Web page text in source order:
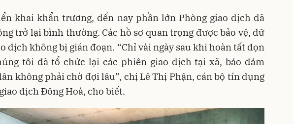
khai khẩn trương, đến nay phần lớn Phòng giao dịch đã
trở lại bình thường. Các hồ sơ quan trọng được bảo vệ, dữ
dịch không bị gián đoạn. “Chỉ vài ngày sau khi hoàn tất dọn
tôi đã tổ chức lại các phiên giao dịch tại xã, bảo đảm
không phải chờ đợi lâu”, chị Lê Thị Phận, cán bộ tín dụng
dịch Đông Hoà, cho biết.